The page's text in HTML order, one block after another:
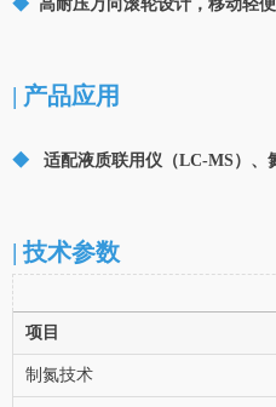
◆ 高耐压万向滚轮设计，移动轻
| 产品应用
◆ 适配液质联用仪（LC-MS）、
| 技术参数
项目
制氮技术